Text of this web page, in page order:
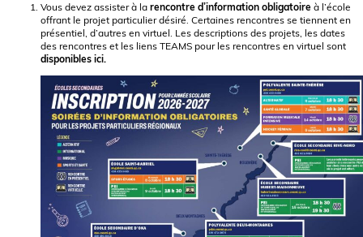
Vous devez assister à la rencontre d’information obligatoire à l’école
offrant le projet particulier désiré. Certaines rencontres se tiennent en
présentiel, d’autres en virtuel. Les descriptions des projets, les dates
des rencontres et les liens TEAMS pour les rencontres en virtuel sont
disponibles ici.